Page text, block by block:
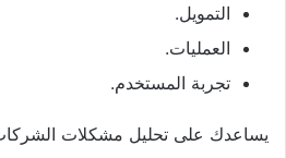
التمويل.
العمليات.
تجربة المستخدم.
يساعدك على تحليل مشكلات